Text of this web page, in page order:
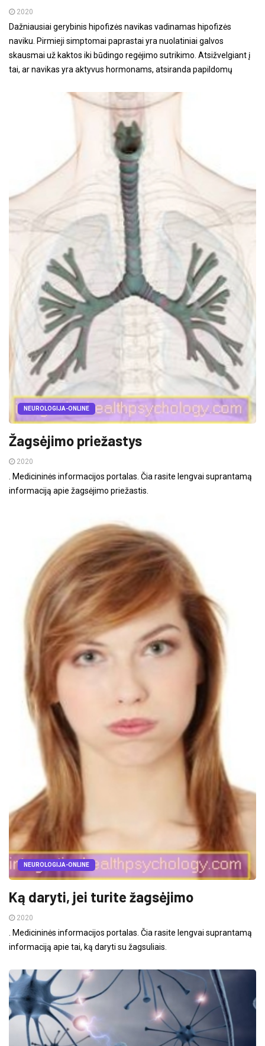
2020
Dažniausiai gerybinis hipofizės navikas vadinamas hipofizės
naviku. Pirmieji simptomai paprastai yra nuolatiniai galvos
skausmai už kaktos iki būdingo regėjimo sutrikimo. Atsižvelgiant į
tai, ar navikas yra aktyvus hormonams, atsiranda papildomų
NEUROLOGIJA-ONLINE
Žagsėjimo priežastys
2020
. Medicininės informacijos portalas. Čia rasite lengvai suprantamą
informaciją apie žagsėjimo priežastis.
NEUROLOGIJA-ONLINE
Ką daryti, jei turite žagsėjimo
2020
. Medicininės informacijos portalas. Čia rasite lengvai suprantamą
informaciją apie tai, ką daryti su žagsuliais.